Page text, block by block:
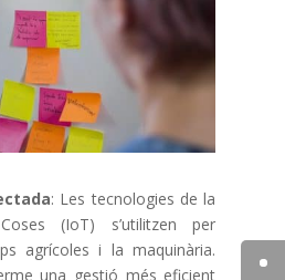
: Les tecnologies de la
(IoT) s’utilitzen per
agrícoles i la maquinària.
una gestió més eficient